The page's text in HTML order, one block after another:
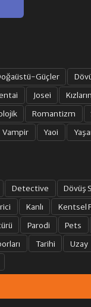
Güçler
Josei
Romantizm
Vampir
Yaoi
Detective Dövüş
Kanlı Kentsel
Parodi Pets
Tarihi Uzay